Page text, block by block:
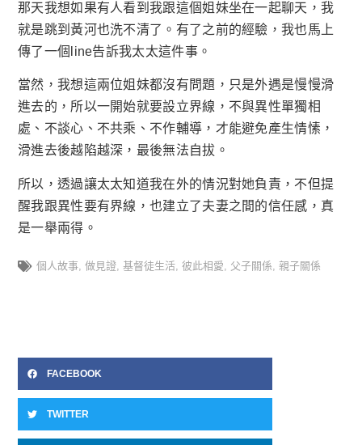
那天我想如果有人看到我跟這個姐妹坐在一起聊天，我
就是跳到黃河也洗不清了。有了之前的經驗，我也馬上
傳了一個line告訴我太太這件事。
當然，我想這兩位姐妹都沒有問題，只是外遇是慢慢滑
進去的，所以一開始就要設立界線，不與異性單獨相
處、不談心、不共乘、不作輔導，才能避免產生情愫，
滑進去後越陷越深，最後無法自拔。
所以，透過讓太太知道我在外的情況對她負責，不但提
醒我跟異性要有界線，也建立了夫妻之間的信任感，真
是一舉兩得。
個人故事, 做見證, 基督徒生活, 彼此相愛, 父子關係, 親子關係
FACEBOOK
TWITTER